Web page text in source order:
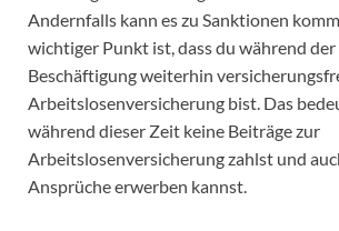
Andernfalls kann es zu Sanktionen
wichtiger Punkt ist, dass du während
Beschäftigung weiterhin
Arbeitslosenversicherung bist. Das
während dieser Zeit keine Beiträge zur
Arbeitslosenversicherung zahlst und
Ansprüche erwerben kannst.